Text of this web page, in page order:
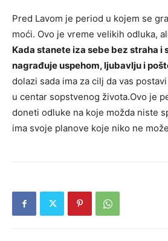
Pred Lavom je period u kojem se
moći. Ovo je vreme velikih odluka,
Kada stanete iza sebe bez straha i
nagrađuje uspehom, ljubavlju i
dolazi sada ima za cilj da vas
u centar sopstvenog života.Ovo je
doneti odluke na koje možda niste
ima svoje planove koje niko ne